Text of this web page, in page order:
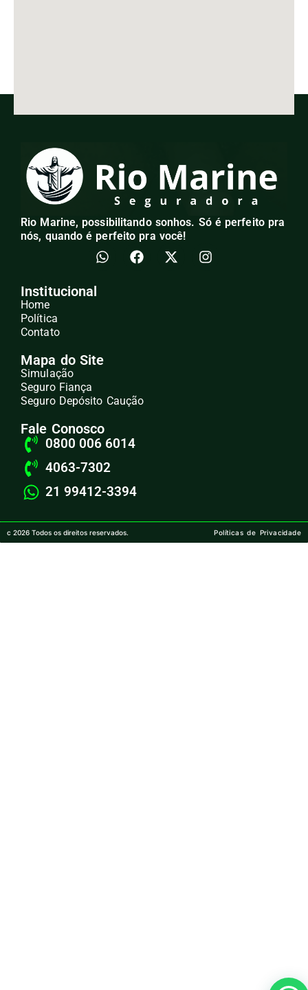
Rio Marine, possibilitando sonhos. Só é perfeito pra
nós, quando é perfeito pra você!
Institucional
Home
Política
Contato
Mapa do Site
Simulação
Seguro Fiança
Seguro Depósito Caução
Fale Conosco
0800 006 6014
4063-7302
21 99412-3394
c 2026 Todos os direitos reservados. Políticas de Privacidade